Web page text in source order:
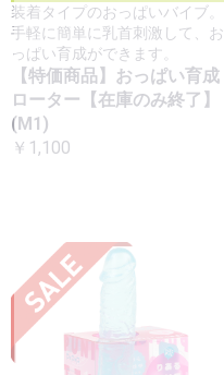
装着タイプのおっぱいバイブ。
手軽に簡単に乳首刺激して、お
っぱい育成ができます。
【特価商品】おっぱい育成
ローター【在庫のみ終了】
(M1)
￥1,100